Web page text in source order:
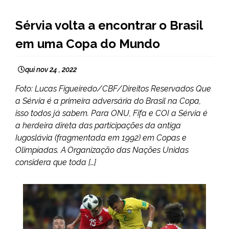
NOTÍCIAS
Sérvia volta a encontrar o Brasil
em uma Copa do Mundo
qui nov 24 , 2022
Foto: Lucas Figueiredo/CBF/Direitos Reservados Que
a Sérvia é a primeira adversária do Brasil na Copa,
isso todos já sabem. Para ONU, Fifa e COI a Sérvia é
a herdeira direta das participações da antiga
Iugoslávia (fragmentada em 1992) em Copas e
Olimpíadas. A Organização das Nações Unidas
considera que toda […]